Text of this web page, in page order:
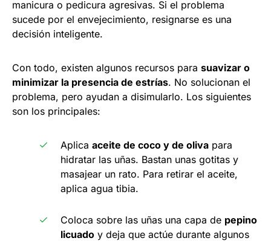
manicura o pedicura agresivas. Si el problema
sucede por el envejecimiento, resignarse es una
decisión inteligente.
Con todo, existen algunos recursos para suavizar o
minimizar la presencia de estrías. No solucionan el
problema, pero ayudan a disimularlo. Los siguientes
son los principales:
Aplica aceite de coco y de oliva para
hidratar las uñas. Bastan unas gotitas y
masajear un rato. Para retirar el aceite,
aplica agua tibia.
Coloca sobre las uñas una capa de pepino
licuado y deja que actúe durante algunos